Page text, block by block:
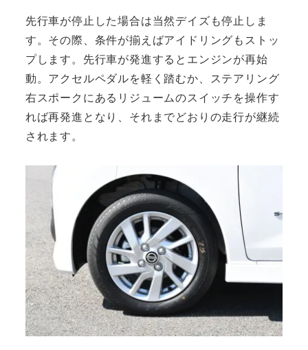
先行車が停止した場合は当然デイズも停止しま
す。その際、条件が揃えばアイドリングもストッ
プします。先行車が発進するとエンジンが再始
動。アクセルペダルを軽く踏むか、ステアリング
右スポークにあるリジュームのスイッチを操作す
れば再発進となり、それまでどおりの走行が継続
されます。